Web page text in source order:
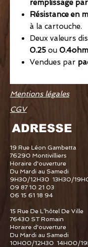
remplissage
Résistance en
à la cartouche.
Deux valeurs
0.25 ou 0.4ohm
Vendues par
Mentions légales
CGV
ADRESSE
19 Rue Léon Gambetta
76290 Montivilliers
Horaire d'ouverture
Du Mardi au Samedi
9H30/12H30 13H30/
09 87 10 21 03
06 15 61 18 94
15 Rue De L’hôtel De Ville
76430 ST Romain
Horaire d'ouverture
Du Mardi au Samedi
10H00/12H30 14H00/